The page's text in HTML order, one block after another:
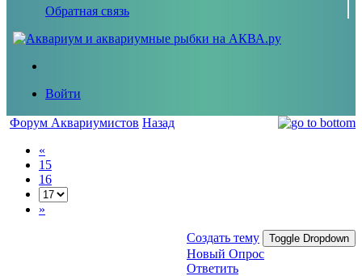
Обратная связь
Войти
Форум Аквариумистов Назад
«
15
16
»
Создать тему Toggle Dropdown
Новый Опрос
Ответить